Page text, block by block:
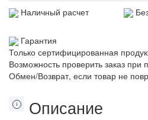
Наличный расчет
Гарантия
Только сертифицированная
Возможность проверить заказ при
Обмен/Возврат, если товар не
Описание